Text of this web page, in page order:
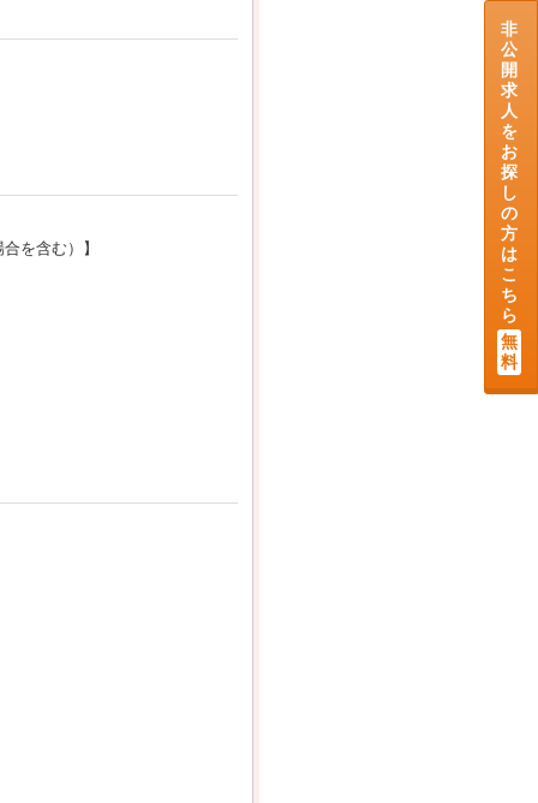
を含む）】
非
公
開
求
人
を
お
探
し
の
方
は
こ
ち
ら
無
料